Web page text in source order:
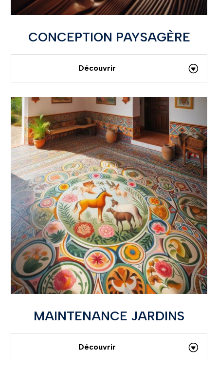
CONCEPTION PAYSAGÈRE
Découvrir
MAINTENANCE JARDINS
Découvrir